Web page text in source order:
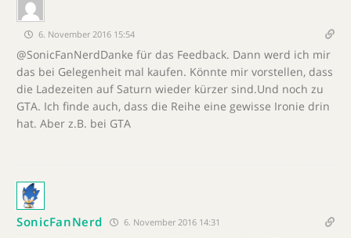
6. November 2016 15:54
@SonicFanNerdDanke für das Feedback. Dann werd ich mir
das bei Gelegenheit mal kaufen. Könnte mir vorstellen, dass
die Ladezeiten auf Saturn wieder kürzer sind.Und noch zu
GTA. Ich finde auch, dass die Reihe eine gewisse Ironie drin
hat. Aber z.B. bei GTA
SonicFanNerd 6. November 2016 14:31